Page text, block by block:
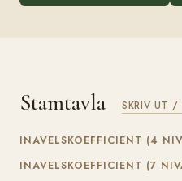
Stamtavla SKRIV UT /
INAVELSKOEFFICIENT (4
INAVELSKOEFFICIENT (7